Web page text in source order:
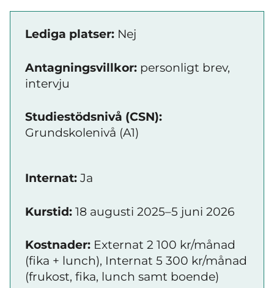
Lediga platser: Nej
Antagningsvillkor: personligt brev,
intervju
Studiestödsnivå (CSN):
Grundskolenivå (A1)
Internat: Ja
Kurstid: 18 augusti 2025–5 juni 2026
Kostnader: Externat 2 100 kr/månad
(fika + lunch), Internat 5 300 kr/månad
(frukost, fika, lunch samt boende)